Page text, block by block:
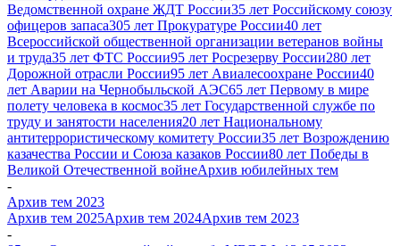
Ведомственной охране ЖДТ России35 лет Российскому союзу
офицеров запаса305 лет Прокуратуре России40 лет
Всероссийской общественной организации ветеранов войны
и труда35 лет ФТС России95 лет Росрезерву России280 лет
Дорожной отрасли России95 лет Авиалесоохране России40
лет Аварии на Чернобыльской АЭС65 лет Первому в мире
полету человека в космос35 лет Государственной службе по
труду и занятости населения20 лет Национальному
антитеррористическому комитету России35 лет Возрождению
казачества России и Союза казаков России80 лет Победы в
Великой Отечественной войнеАрхив юбилейных тем
-
Архив тем 2023
Архив тем 2025Архив тем 2024Архив тем 2023
-